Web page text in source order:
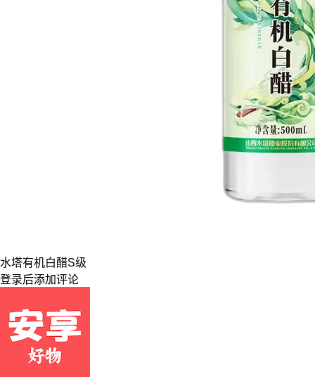
水塔有机白醋S级
登录后添加评论